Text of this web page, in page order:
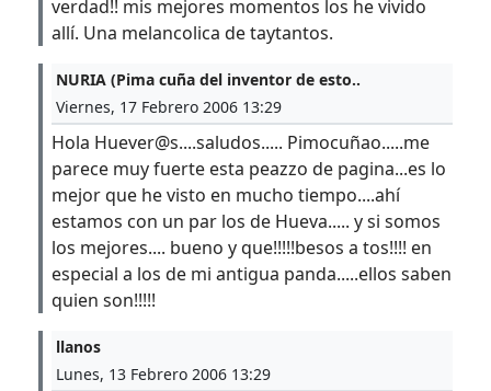
verdad!! mis mejores momentos los he vivido
allí. Una melancolica de taytantos.
NURIA (Pima cuña del inventor de esto..
Viernes, 17 Febrero 2006 13:29
Hola Huever@s....saludos..... Pimocuñao.....me
parece muy fuerte esta peazzo de pagina...es lo
mejor que he visto en mucho tiempo....ahí
estamos con un par los de Hueva..... y si somos
los mejores.... bueno y que!!!!!besos a tos!!!! en
especial a los de mi antigua panda.....ellos saben
quien son!!!!!
llanos
Lunes, 13 Febrero 2006 13:29